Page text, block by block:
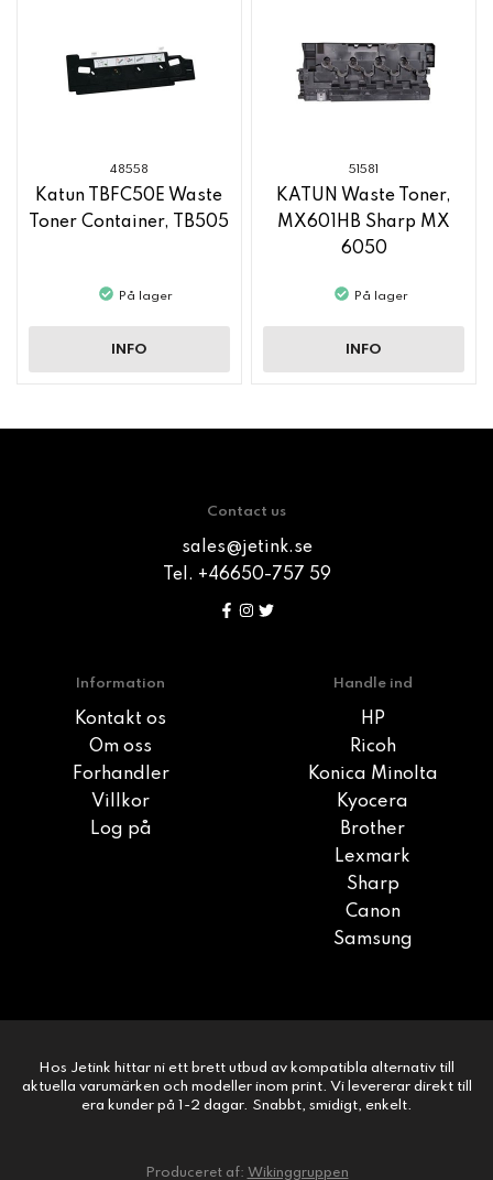
48558
Katun TBFC50E Waste
Toner Container, TB505
På lager
INFO
51581
KATUN Waste Toner,
MX601HB Sharp MX
6050
På lager
INFO
Contact us
sales@jetink.se
Tel. +46650-757 59
Information
Kontakt os
Om oss
Forhandler
Villkor
Log på
Handle ind
HP
Ricoh
Konica Minolta
Kyocera
Brother
Lexmark
Sharp
Canon
Samsung
Hos Jetink hittar ni ett brett utbud av kompatibla alternativ till
aktuella varumärken och modeller inom print. Vi levererar direkt till
era kunder på 1-2 dagar. Snabbt, smidigt, enkelt.
Produceret af: Wikinggruppen